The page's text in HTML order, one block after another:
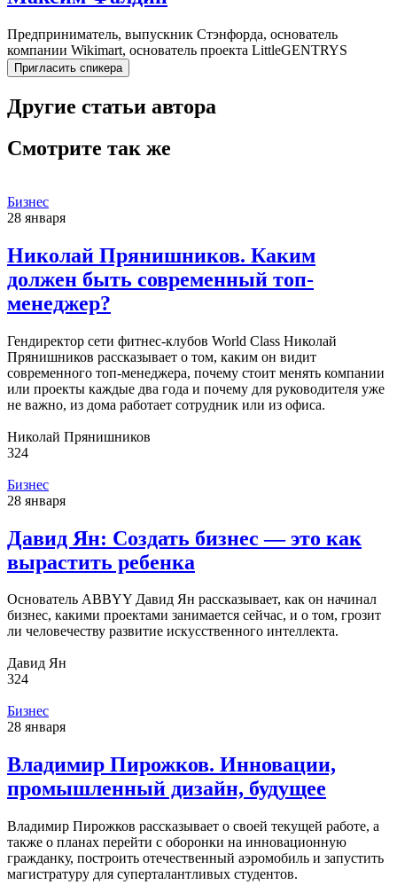
Предприниматель, выпускник Стэнфорда, основатель
компании Wikimart, основатель проекта LittleGENTRYS
Пригласить спикера
Другие статьи автора
Смотрите так же
Бизнес
28 января
Николай Прянишников. Каким
должен быть современный топ-
менеджер?
Гендиректор сети фитнес-клубов World Class Николай
Прянишников рассказывает о том, каким он видит
современного топ-менеджера, почему стоит менять компании
или проекты каждые два года и почему для руководителя уже
не важно, из дома работает сотрудник или из офиса.
Николай Прянишников
324
Бизнес
28 января
Давид Ян: Создать бизнес — это как
вырастить ребенка
Основатель ABBYY Давид Ян рассказывает, как он начинал
бизнес, какими проектами занимается сейчас, и о том, грозит
ли человечеству развитие искусственного интеллекта.
Давид Ян
324
Бизнес
28 января
Владимир Пирожков. Инновации,
промышленный дизайн, будущее
Владимир Пирожков рассказывает о своей текущей работе, а
также о планах перейти с оборонки на инновационную
гражданку, построить отечественный аэромобиль и запустить
магистратуру для суперталантливых студентов.